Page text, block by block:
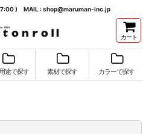
) MAIL : shop@maruman-inc.jp
カート
途で探す 素材で探す カラーで探す